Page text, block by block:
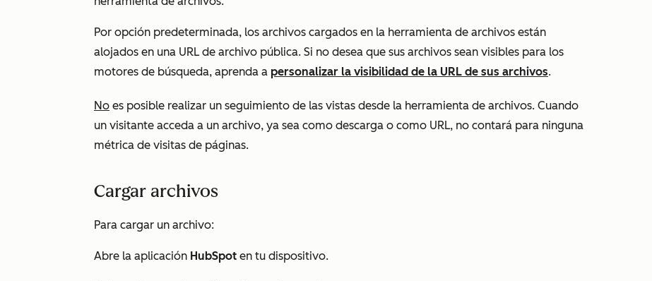
Por opción predeterminada, los archivos cargados en la herramienta de archivos están
alojados en una URL de archivo pública. Si no desea que sus archivos sean visibles para los
motores de búsqueda, aprenda a personalizar la visibilidad de la URL de sus archivos.
No es posible realizar un seguimiento de las vistas desde la herramienta de archivos. Cuando
un visitante acceda a un archivo, ya sea como descarga o como URL, no contará para ninguna
métrica de visitas de páginas.
Cargar archivos
Para cargar un archivo:
Abre la aplicación HubSpot en tu dispositivo.